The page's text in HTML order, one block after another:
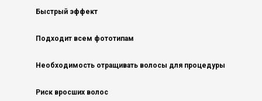
Быстрый эффект
Подходит всем фототипам
Необходимость отращивать волосы для процедуры
Риск вросших волоc